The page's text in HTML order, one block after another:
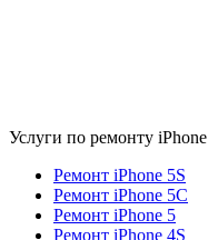
Услуги по ремонту iPhone
Ремонт iPhone 5S
Ремонт iPhone 5C
Ремонт iPhone 5
Ремонт iPhone 4S